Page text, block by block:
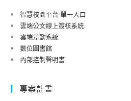
智慧校園平台-單一入口
雲端公文線上簽核系統
雲端差勤系統
數位圖書館
內部控制聲明書
專案計畫